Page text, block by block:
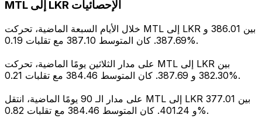
MTL إلى LKR الإحصائيات
خلال الأيام السبعة الماضية، تحركت MTL إلى LKR بين 386.01 و
387.69. كان المتوسط 387.10 مع تقلبات 0.19%.
على مدار الثلاثين يومًا الماضية، تحركت MTL إلى LKR بين
382.30 و 387.69. كان المتوسط 384.46 مع تقلبات 0.21%.
على مدار الـ 90 يومًا الماضية، انتقل MTL إلى LKR بين 377.01
و 401.24. كان المتوسط 384.46 مع تقلبات 0.82%.